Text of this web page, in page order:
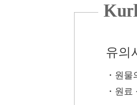
유의
・ 원물
・ 원료